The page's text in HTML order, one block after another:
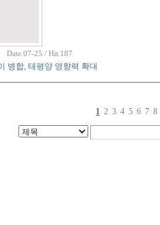
Date.07-25 / Hit.187
병합, 태평양 영향력 확대
1 2 3 4 5 6 7 8